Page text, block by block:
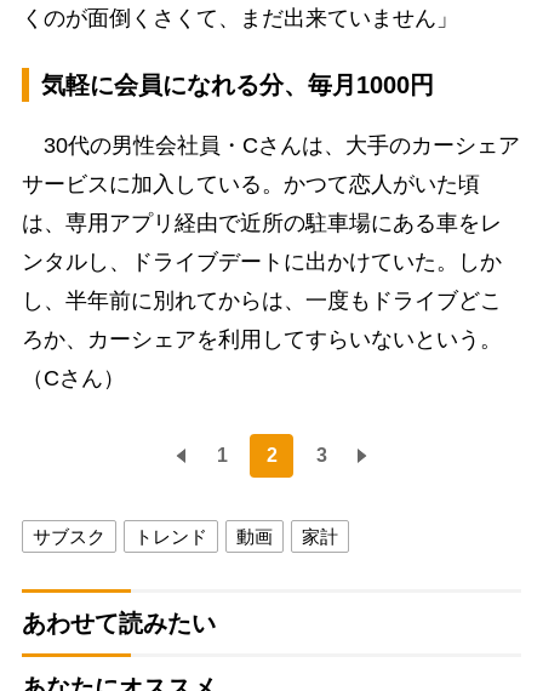
くのが面倒くさくて、まだ出来ていません」
気軽に会員になれる分、毎月1000円
30代の男性会社員・Cさんは、大手のカーシェア
サービスに加入している。かつて恋人がいた頃
は、専用アプリ経由で近所の駐車場にある車をレ
ンタルし、ドライブデートに出かけていた。しか
し、半年前に別れてからは、一度もドライブどこ
ろか、カーシェアを利用してすらいないという。
（Cさん）
1 2 3
サブスク トレンド 動画 家計
あわせて読みたい